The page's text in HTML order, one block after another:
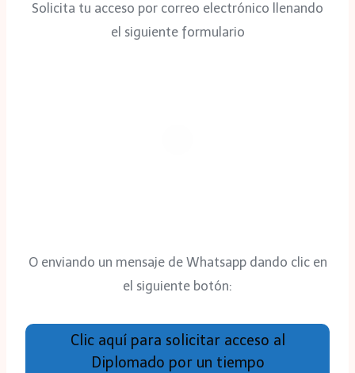
Solicita tu acceso por correo electrónico llenando
el siguiente formulario
O enviando un mensaje de Whatsapp dando clic en
el siguiente botón:
Clic aquí para solicitar acceso al
Diplomado por un tiempo